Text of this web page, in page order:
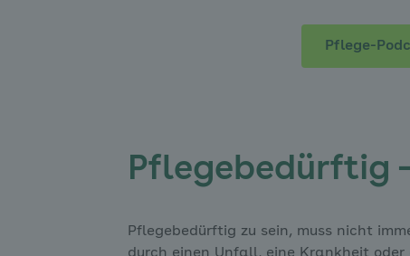
Pflege-
Pflegebedürftig
Pflegebedürftig zu sein, muss nicht
durch einen Unfall, eine Krankheit